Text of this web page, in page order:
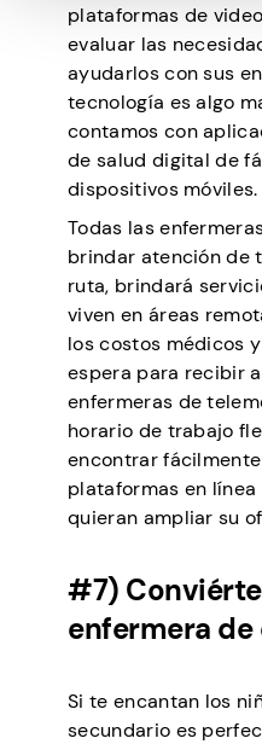
plataformas de
evaluar las
ayudarlos con sus
tecnología es algo
contamos con
de salud digital de
dispositivos móviles.
Todas las
brindar atención de
ruta, brindará
viven en áreas
los costos médicos
espera para recibir
enfermeras de
horario de trabajo
encontrar
plataformas en
quieran ampliar su
#7)
enfermera
Si te encantan los
secundario es